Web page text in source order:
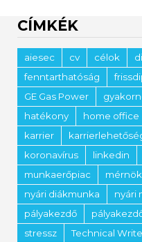
CÍMKÉK
aiesec cv célok
fenntarthatóság
GE Gas Power
hatékony
home office
karrier
koronavírus
linkedin
munkaerőpiac
mérnök
nyári diákmunka
nyári
pályakezdő
stressz
Technical